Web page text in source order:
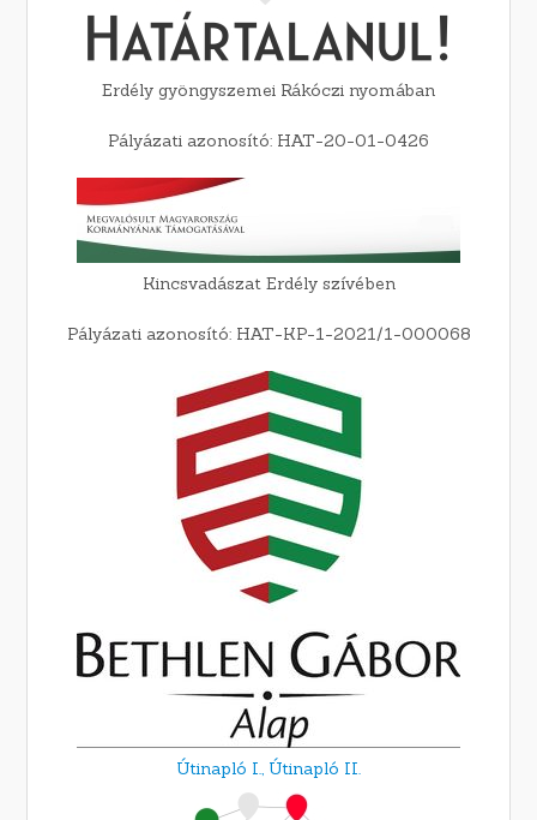
Erdély gyöngyszemei Rákóczi nyomában
Pályázati azonosító: HAT-20-01-0426
Kincsvadászat Erdély szívében
Pályázati azonosító: HAT-KP-1-2021/1-000068
Útinapló I., Útinapló II.